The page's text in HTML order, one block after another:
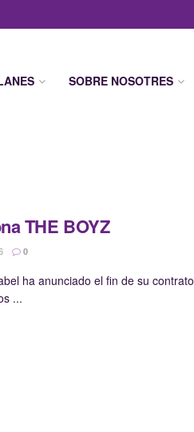
SOBRE NOSOTRES
THE BOYZ
0
ha anunciado el fin de su contrato
...